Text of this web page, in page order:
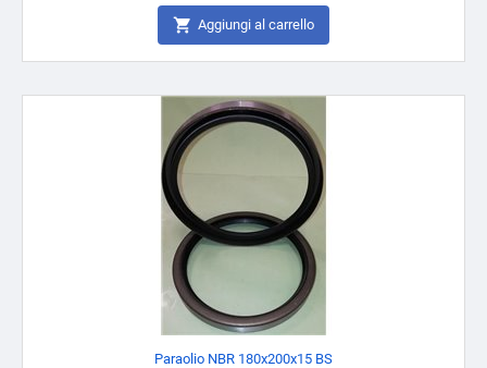
 Aggiungi al carrello
Paraolio NBR 180x200x15 BS